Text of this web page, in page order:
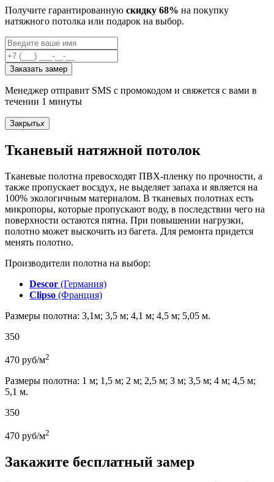
Получите гарантированную скидку 68% на покупку
натяжного потолка или подарок на выбор.
Заказать замер
Менеджер отправит SMS с промокодом и свяжется с вами в
течении 1 минуты
Закрытьx
Тканевый натяжной потолок
Тканевые полотна превосходят ПВХ-пленку по прочности, а
также пропускает восздух, не выделяет запаха и является на
100% экологичным материалом. В тканевых полотнах есть
микропоры, которые пропускают воду, в последствии чего на
поверхности остаются пятна. При повышении нагрузки,
полотно может выскочить из багета. Для ремонта придется
менять полотно.
Производители полотна на выбор:
Descor (Германия)
Clipso (Франция)
Размеры полотна: 3,1м; 3,5 м; 4,1 м; 4,5 м; 5,05 м.
350
470 руб/м2
Размеры полотна: 1 м; 1,5 м; 2 м; 2,5 м; 3 м; 3,5 м; 4 м; 4,5 м;
5,1 м.
350
470 руб/м2
Закажите бесплатный замер